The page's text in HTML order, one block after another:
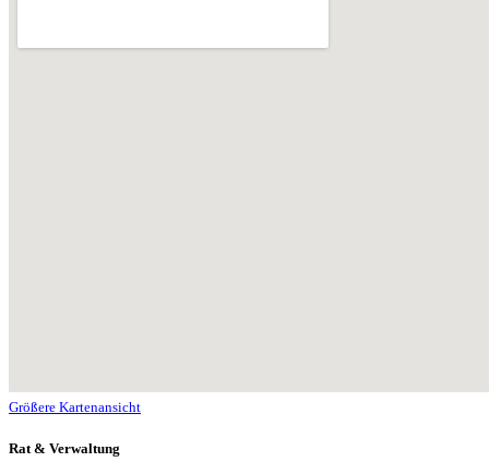
Größere Kartenansicht
Rat & Verwaltung